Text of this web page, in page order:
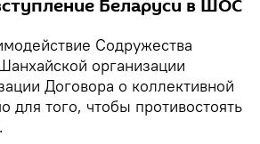
Беларуси в ШОС
Содружества
организации
Договора о коллективной
того, чтобы противостоять